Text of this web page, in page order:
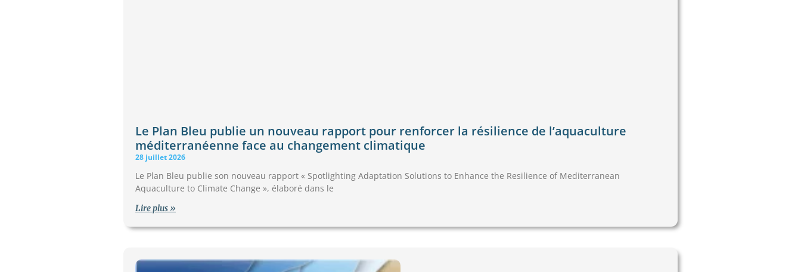
Le Plan Bleu publie un nouveau rapport pour renforcer la résilience de l’aquaculture
méditerranéenne face au changement climatique
28 juillet 2026
Le Plan Bleu publie son nouveau rapport « Spotlighting Adaptation Solutions to Enhance the Resilience of Mediterranean
Aquaculture to Climate Change », élaboré dans le
Lire plus »